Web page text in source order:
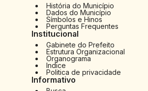
História do Município
Dados do Município
Símbolos e Hinos
Perguntas Frequentes
Institucional
Gabinete do Prefeito
Estrutura Organizacional
Organograma
Indice
Politica de privacidade
Informativo